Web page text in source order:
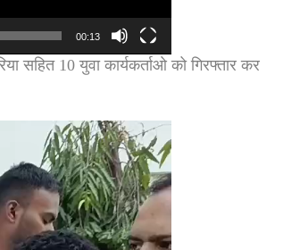
00:13
सहित 10 युवा कार्यकर्ताओ को गिरफ्तार कर